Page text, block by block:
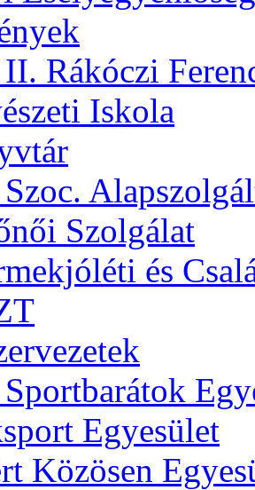
Rákóczi
Iskola
Szolgálat
és
Egyesület
Közösen